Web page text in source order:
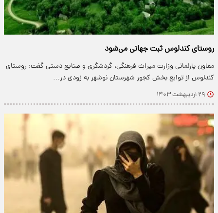
روستای کندلوس ثبت جهانی می‌شود
معاون پارلمانی وزارت میراث فرهنگی، گردشگری و صنایع دستی گفت: روستای
کندلوس از توابع بخش کجور شهرستان نوشهر به زودی در…
۲۹ اردیبهشت ۱۴۰۳